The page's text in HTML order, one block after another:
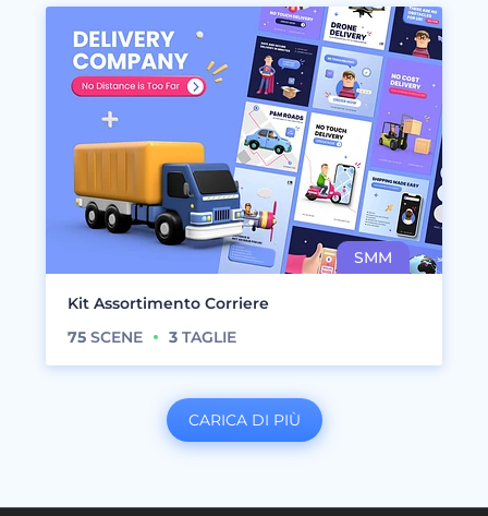
Kit Assortimento Corriere
75 SCENE 3 TAGLIE
CARICA DI PIÙ